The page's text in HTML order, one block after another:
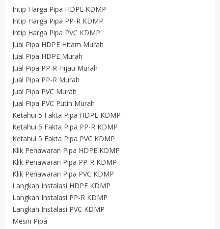
Intip Harga Pipa HDPE KDMP
Intip Harga Pipa PP-R KDMP
Intip Harga Pipa PVC KDMP
Jual Pipa HDPE Hitam Murah
Jual Pipa HDPE Murah
Jual Pipa PP-R Hijau Murah
Jual Pipa PP-R Murah
Jual Pipa PVC Murah
Jual Pipa PVC Putih Murah
Ketahui 5 Fakta Pipa HDPE KDMP
Ketahui 5 Fakta Pipa PP-R KDMP
Ketahui 5 Fakta Pipa PVC KDMP
Klik Penawaran Pipa HDPE KDMP
Klik Penawaran Pipa PP-R KDMP
Klik Penawaran Pipa PVC KDMP
Langkah Instalasi HDPE KDMP
Langkah Instalasi PP-R KDMP
Langkah Instalasi PVC KDMP
Mesin Pipa